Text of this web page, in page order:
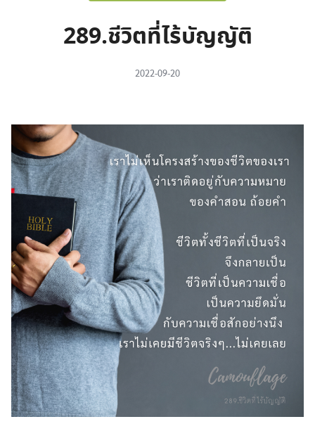
289.ชีวิตที่ไร้บัญญัติ
2022-09-20